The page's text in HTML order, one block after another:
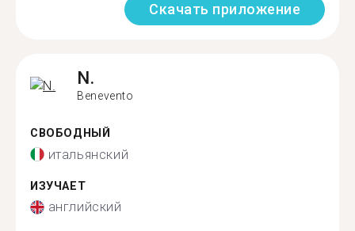
Скачать приложение
N.
Benevento
СВОБОДНЫЙ
итальянский
ИЗУЧАЕТ
английский